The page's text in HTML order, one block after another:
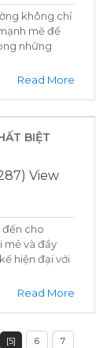
không chỉ
mẽ để
những
Read More
BIỆT
View
đến cho
mẻ và đầy
hiện đại với
Read More
[5] 6
7